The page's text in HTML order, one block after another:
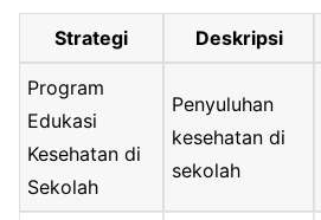
Strategi Deskripsi
Program
Edukasi
Kesehatan di
Sekolah
Penyuluhan
kesehatan di
sekolah